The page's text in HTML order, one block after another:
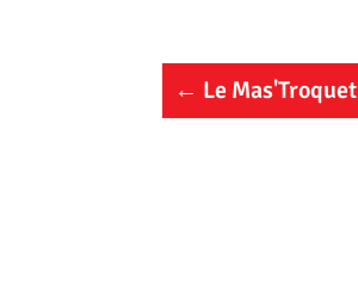
← Le Mas'Troquet